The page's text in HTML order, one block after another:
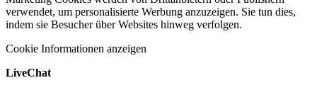
verwendet, um personalisierte Werbung anzuzeigen. Sie tun dies,
indem sie Besucher über Websites hinweg verfolgen.
Cookie Informationen anzeigen
LiveChat